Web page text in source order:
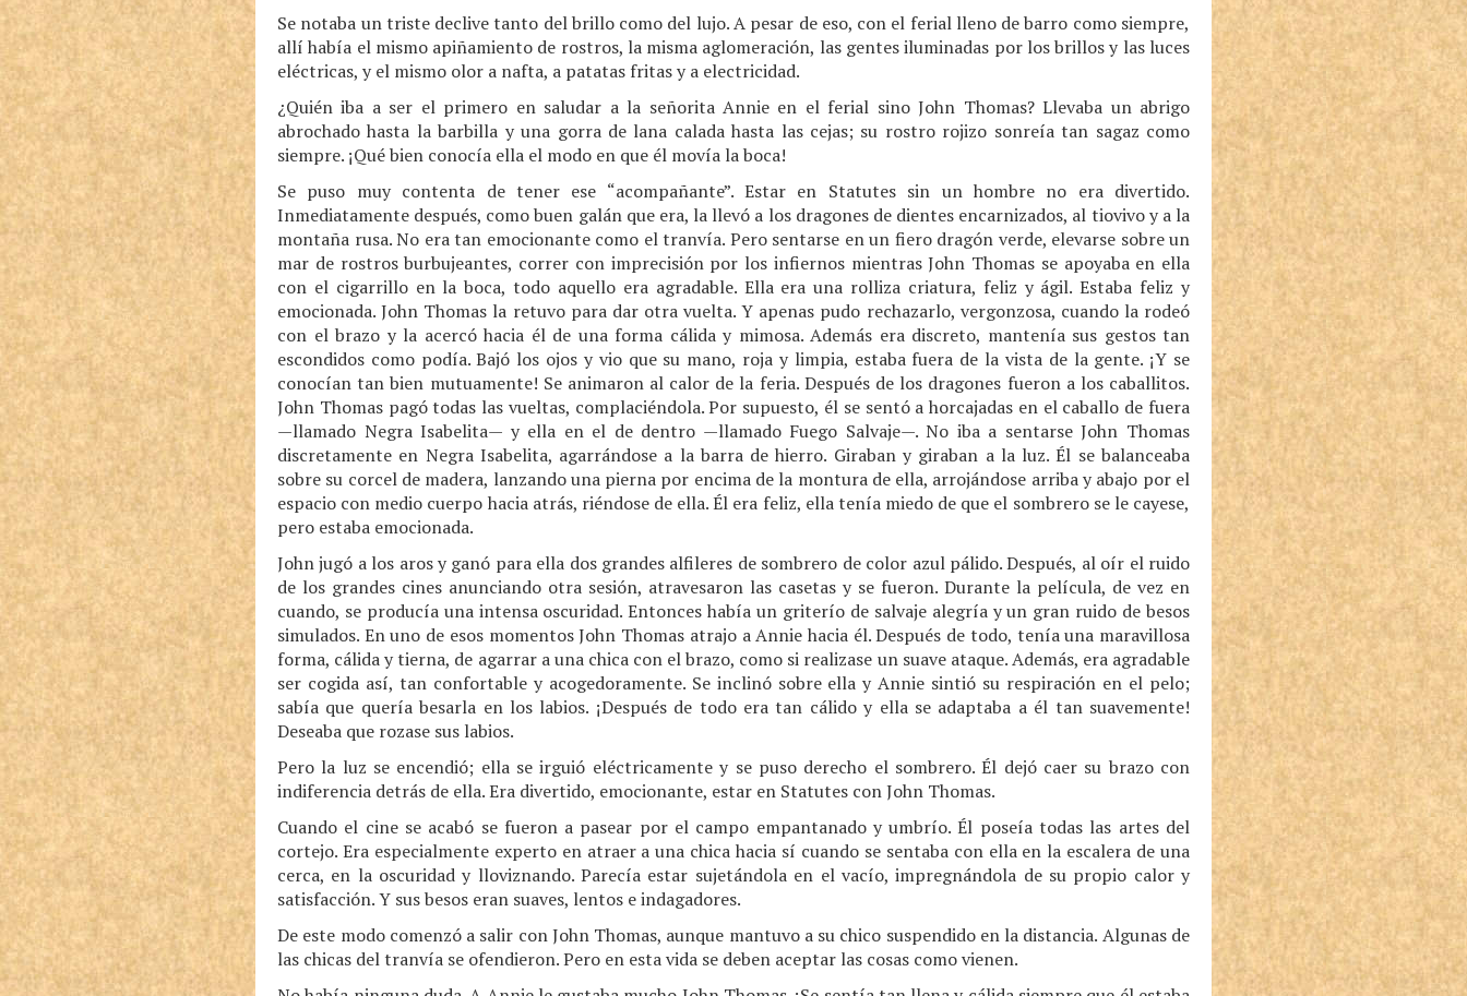
Se notaba un triste declive tanto del brillo como del lujo. A pesar de eso, con el ferial lleno de barro como siempre,
allí había el mismo apiñamiento de rostros, la misma aglomeración, las gentes iluminadas por los brillos y las luces
eléctricas, y el mismo olor a nafta, a patatas fritas y a electricidad.
¿Quién iba a ser el primero en saludar a la señorita Annie en el ferial sino John Thomas? Llevaba un abrigo
abrochado hasta la barbilla y una gorra de lana calada hasta las cejas; su rostro rojizo sonreía tan sagaz como
siempre. ¡Qué bien conocía ella el modo en que él movía la boca!
Se puso muy contenta de tener ese “acompañante”. Estar en Statutes sin un hombre no era divertido.
Inmediatamente después, como buen galán que era, la llevó a los dragones de dientes encarnizados, al tiovivo y a la
montaña rusa. No era tan emocionante como el tranvía. Pero sentarse en un fiero dragón verde, elevarse sobre un
mar de rostros burbujeantes, correr con imprecisión por los infiernos mientras John Thomas se apoyaba en ella
con el cigarrillo en la boca, todo aquello era agradable. Ella era una rolliza criatura, feliz y ágil. Estaba feliz y
emocionada. John Thomas la retuvo para dar otra vuelta. Y apenas pudo rechazarlo, vergonzosa, cuando la rodeó
con el brazo y la acercó hacia él de una forma cálida y mimosa. Además era discreto, mantenía sus gestos tan
escondidos como podía. Bajó los ojos y vio que su mano, roja y limpia, estaba fuera de la vista de la gente. ¡Y se
conocían tan bien mutuamente! Se animaron al calor de la feria. Después de los dragones fueron a los caballitos.
John Thomas pagó todas las vueltas, complaciéndola. Por supuesto, él se sentó a horcajadas en el caballo de fuera
—llamado Negra Isabelita— y ella en el de dentro —llamado Fuego Salvaje—. No iba a sentarse John Thomas
discretamente en Negra Isabelita, agarrándose a la barra de hierro. Giraban y giraban a la luz. Él se balanceaba
sobre su corcel de madera, lanzando una pierna por encima de la montura de ella, arrojándose arriba y abajo por el
espacio con medio cuerpo hacia atrás, riéndose de ella. Él era feliz, ella tenía miedo de que el sombrero se le cayese,
pero estaba emocionada.
John jugó a los aros y ganó para ella dos grandes alfileres de sombrero de color azul pálido. Después, al oír el ruido
de los grandes cines anunciando otra sesión, atravesaron las casetas y se fueron. Durante la película, de vez en
cuando, se producía una intensa oscuridad. Entonces había un griterío de salvaje alegría y un gran ruido de besos
simulados. En uno de esos momentos John Thomas atrajo a Annie hacia él. Después de todo, tenía una maravillosa
forma, cálida y tierna, de agarrar a una chica con el brazo, como si realizase un suave ataque. Además, era agradable
ser cogida así, tan confortable y acogedoramente. Se inclinó sobre ella y Annie sintió su respiración en el pelo;
sabía que quería besarla en los labios. ¡Después de todo era tan cálido y ella se adaptaba a él tan suavemente!
Deseaba que rozase sus labios.
Pero la luz se encendió; ella se irguió eléctricamente y se puso derecho el sombrero. Él dejó caer su brazo con
indiferencia detrás de ella. Era divertido, emocionante, estar en Statutes con John Thomas.
Cuando el cine se acabó se fueron a pasear por el campo empantanado y umbrío. Él poseía todas las artes del
cortejo. Era especialmente experto en atraer a una chica hacia sí cuando se sentaba con ella en la escalera de una
cerca, en la oscuridad y lloviznando. Parecía estar sujetándola en el vacío, impregnándola de su propio calor y
satisfacción. Y sus besos eran suaves, lentos e indagadores.
De este modo comenzó a salir con John Thomas, aunque mantuvo a su chico suspendido en la distancia. Algunas de
las chicas del tranvía se ofendieron. Pero en esta vida se deben aceptar las cosas como vienen.